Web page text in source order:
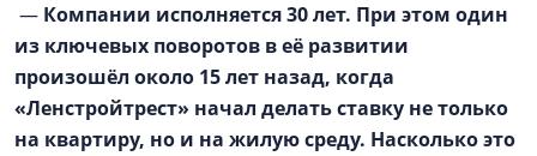
— Компании исполняется 30 лет. При этом один
из ключевых поворотов в её развитии
произошёл около 15 лет назад, когда
«Ленстройтрест» начал делать ставку не только
на квартиру, но и на жилую среду. Насколько это